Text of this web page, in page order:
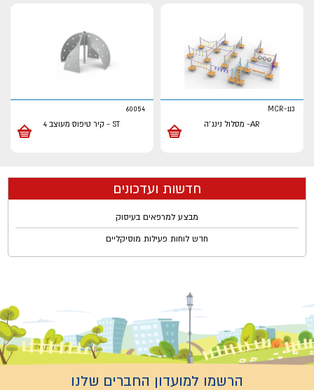
MCR-113
AR- מסלול נינג'ה
60054
ST - קיר טיפוס מעוצב 4
חדשות ועדכונים
מבצע למרפאים בעיסוק
חדש לוחות פעילות מוסיקליים
הרשמו למועדון החברים שלנו